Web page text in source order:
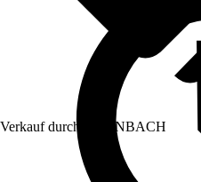
Verkauf durch: HORNBACH